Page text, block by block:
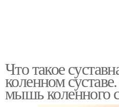
Что такое
коленном
мышь коленного